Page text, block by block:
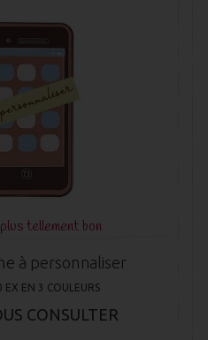
tellement bon
à personnaliser
EX EN 3 COULEURS
CONSULTER